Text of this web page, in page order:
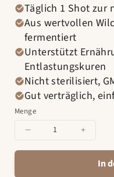
Täglich 1 Shot zur
Aus wertvollen
fermentiert
Unterstützt
Entlastungskuren
Nicht sterilisiert,
Gut verträglich,
Menge
Menge
Menge
In